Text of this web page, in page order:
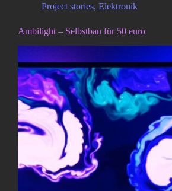
Project stories, Elektronik
Ambilight – Selbstbau für 50 euro